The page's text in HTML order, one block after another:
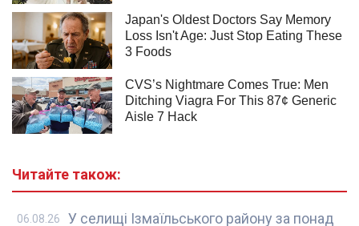
Читайте також:
У селищі Ізмаїльського району за понад
06.08.26